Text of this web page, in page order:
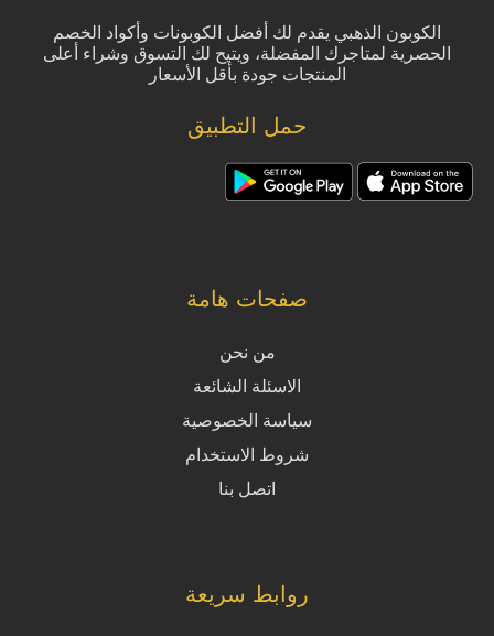
الكوبون الذهبي يقدم لك أفضل الكوبونات وأكواد الخصم
الحصرية لمتاجرك المفضلة، ويتيح لك التسوق وشراء أعلى
المنتجات جودة بأقل الأسعار
حمل التطبيق
صفحات هامة
من نحن
الاسئلة الشائعة
سياسة الخصوصية
شروط الاستخدام
اتصل بنا
روابط سريعة